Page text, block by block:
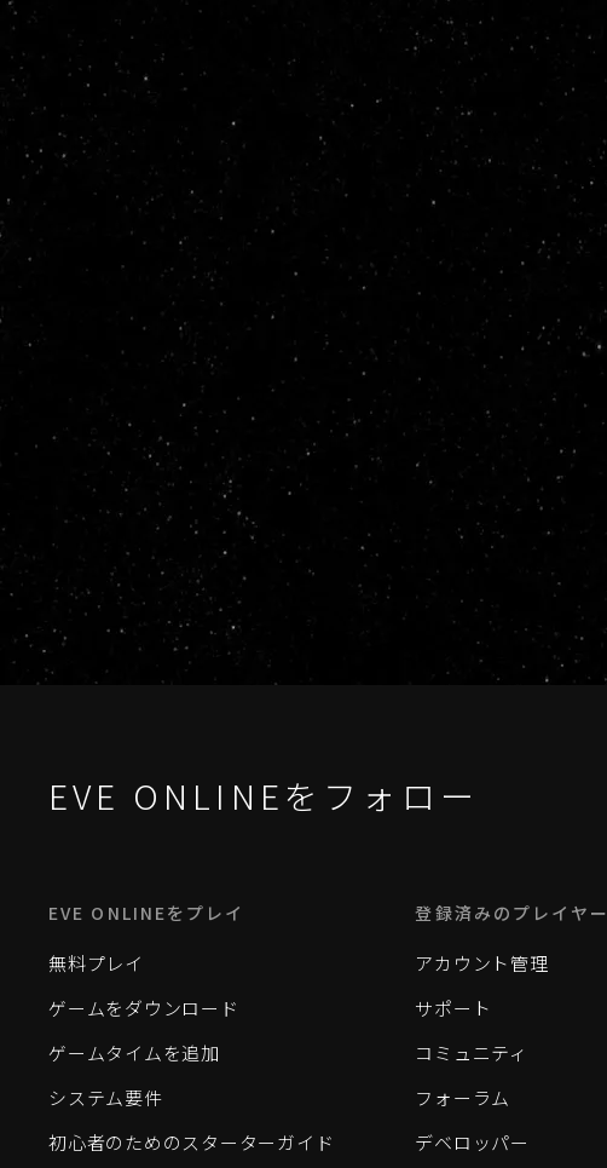
EVE ONLINEをフォロー
EVE ONLINEをプレイ
無料プレイ
ゲームをダウンロード
ゲームタイムを追加
システム要件
初心者のためのスターターガイド
登録済みのプレイヤー
アカウント管理
サポート
コミュニティ
フォーラム
デベロッパー